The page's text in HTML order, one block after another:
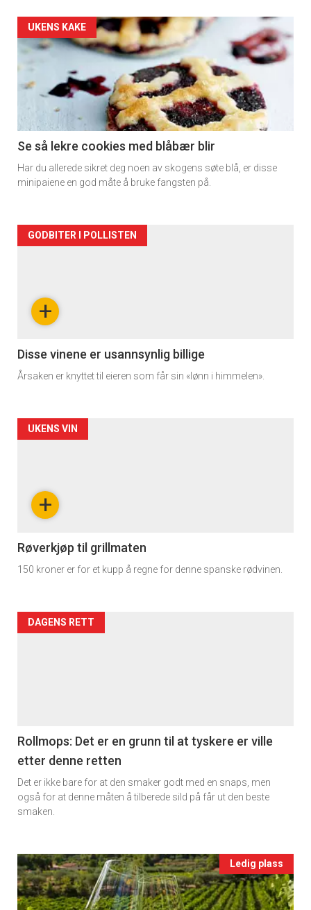
Apéritif
Vi tilbyr flere ukentlige nyhetsbrev. Du
kan fritt velge hvilke du ønsker å få
tilsendt.
Registrer deg
Artikler
detail
-
section
11
UKENS KAKE
Se så lekre cookies med blåbær blir
Har du allerede sikret deg noen av skogens søte blå, er disse
minipaiene en god måte å bruke fangsten på.
Artikler
section
11
Dagens
rett
+
GODBITER I POLLISTEN
Disse vinene er usannsynlig billige
Årsaken er knyttet til eieren som får sin «lønn i himmelen».
Artikler
section
11
Dagens
rett
2
+
UKENS VIN
Røverkjøp til grillmaten
150 kroner er for et kupp å regne for denne spanske rødvinen.
Artikler
11
Ukens
vin
DAGENS RETT
Rollmops: Det er en grunn til at tyskere er ville
etter denne retten
Det er ikke bare for at den smaker godt med en snaps, men
også for at denne måten å tilberede sild på får ut den beste
smaken.
Events
single
Ledig plass